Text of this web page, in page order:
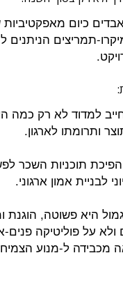
מאפקטיביות שלהם.
הניתנים להם מיד עם
לא רק כמה העובד עשה,
השכר לפשוטות
ארגוני.
הוגנת ומבוססת
פנים-ארגונית,
מנוע הצמיחה החזק